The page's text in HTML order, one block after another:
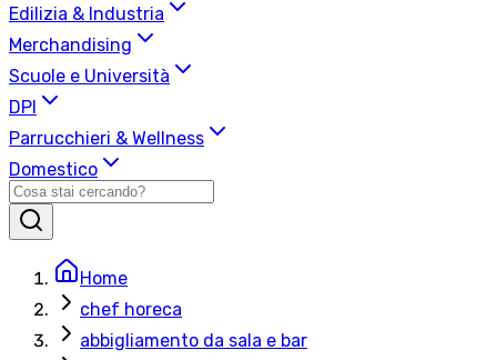
Edilizia & Industria
Merchandising
Scuole e Università
DPI
Parrucchieri & Wellness
Domestico
Home
chef horeca
abbigliamento da sala e bar